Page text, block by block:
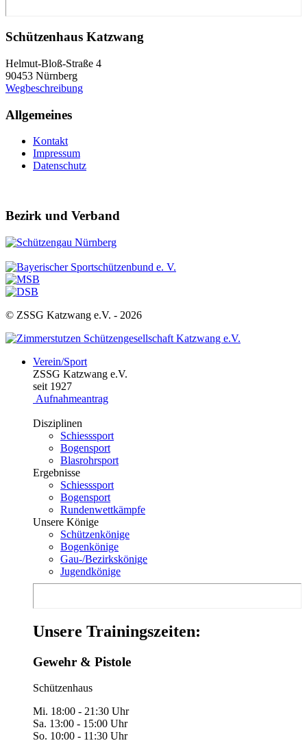
Schützenhaus Katzwang
Helmut-Bloß-Straße 4
90453 Nürnberg
Wegbeschreibung
Allgemeines
Kontakt
Impressum
Datenschutz
Bezirk und Verband
© ZSSG Katzwang e.V. - 2026
Verein/Sport
ZSSG Katzwang e.V.
seit 1927
Aufnahmeantrag
Disziplinen
Schiesssport
Bogensport
Blasrohrsport
Ergebnisse
Schiesssport
Bogensport
Rundenwettkämpfe
Unsere Könige
Schützenkönige
Bogenkönige
Gau-/Bezirkskönige
Jugendkönige
Unsere Trainingszeiten:
Gewehr & Pistole
Schützenhaus
Mi. 18:00 - 21:30 Uhr
Sa. 13:00 - 15:00 Uhr
So. 10:00 - 11:30 Uhr